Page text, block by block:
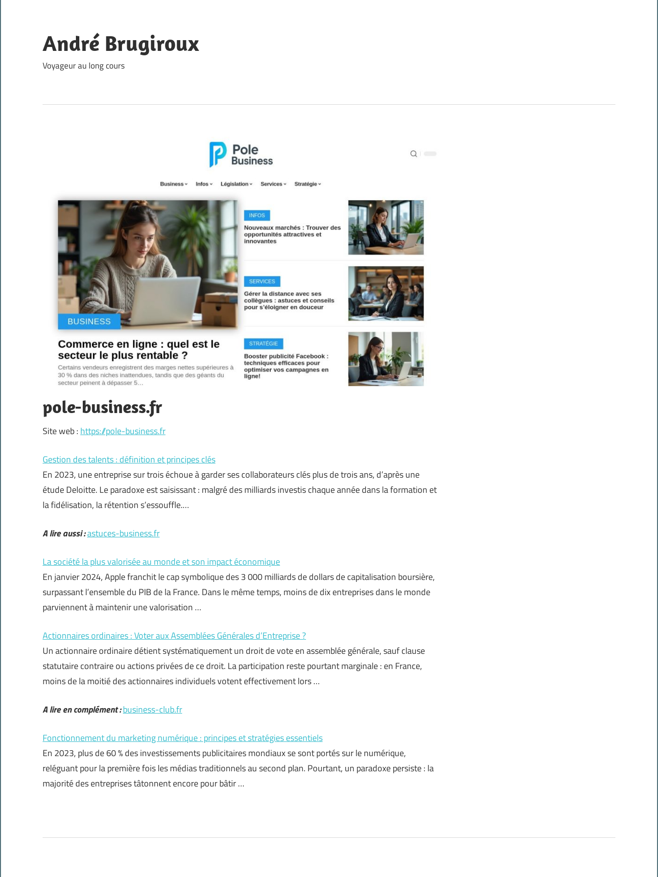
content
André Brugiroux
Voyageur au long cours
pole-business.fr
Site web : https://pole-business.fr
Gestion des talents : définition et principes clés
En 2023, une entreprise sur trois échoue à garder ses collaborateurs clés plus de trois ans, d’après une
étude Deloitte. Le paradoxe est saisissant : malgré des milliards investis chaque année dans la formation et
la fidélisation, la rétention s’essouffle.…
A lire aussi :astuces-business.fr
La société la plus valorisée au monde et son impact économique
En janvier 2024, Apple franchit le cap symbolique des 3 000 milliards de dollars de capitalisation boursière,
surpassant l’ensemble du PIB de la France. Dans le même temps, moins de dix entreprises dans le monde
parviennent à maintenir une valorisation …
Actionnaires ordinaires : Voter aux Assemblées Générales d’Entreprise ?
Un actionnaire ordinaire détient systématiquement un droit de vote en assemblée générale, sauf clause
statutaire contraire ou actions privées de ce droit. La participation reste pourtant marginale : en France,
moins de la moitié des actionnaires individuels votent effectivement lors …
A lire en complément :business-club.fr
Fonctionnement du marketing numérique : principes et stratégies essentiels
En 2023, plus de 60 % des investissements publicitaires mondiaux se sont portés sur le numérique,
reléguant pour la première fois les médias traditionnels au second plan. Pourtant, un paradoxe persiste : la
majorité des entreprises tâtonnent encore pour bâtir …